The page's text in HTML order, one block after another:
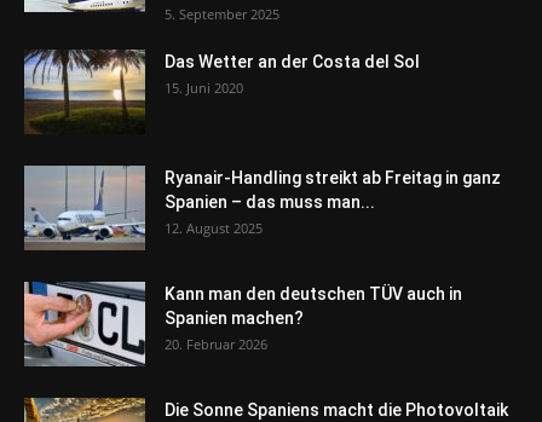
5. September 2025
Das Wetter an der Costa del Sol
15. Juni 2020
Ryanair-Handling streikt ab Freitag in ganz
Spanien – das muss man...
12. August 2025
Kann man den deutschen TÜV auch in
Spanien machen?
20. Februar 2026
Die Sonne Spaniens macht die Photovoltaik